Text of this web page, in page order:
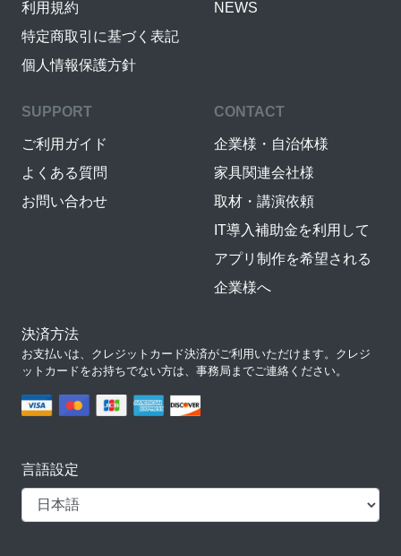
利用規約
特定商取引に基づく表記
個人情報保護方針
NEWS
SUPPORT
ご利用ガイド
よくある質問
お問い合わせ
CONTACT
企業様・自治体様
家具関連会社様
取材・講演依頼
IT導入補助金を利用して
アプリ制作を希望される
企業様へ
決済方法
お支払いは、クレジットカード決済がご利用いただけます。クレジ
ットカードをお持ちでない方は、事務局までご連絡ください。
言語設定